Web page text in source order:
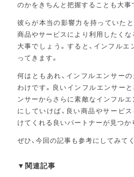
のかをきちんと把握することも大事
彼らが本当の影響力を持っていた
商品やサービスにより利用したく
大事でしょう。すると、インフル
ってきます。
何はともあれ、インフルエンサー
わけです。良いインフルエンサー
ンサーからさらに素敵なインフル
にしていけば、良い商品やサービ
けてくれる良いパートナーが見つか
ぜひ、今回の記事も参考にしてみて
▼関連記事